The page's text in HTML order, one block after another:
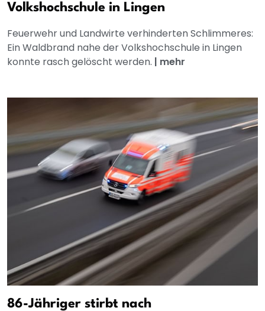
Volkshochschule in Lingen
Feuerwehr und Landwirte verhinderten Schlimmeres:
Ein Waldbrand nahe der Volkshochschule in Lingen
konnte rasch gelöscht werden. | mehr
86-Jähriger stirbt nach